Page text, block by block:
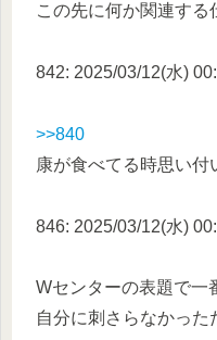
この先に何か関連する
842: 2025/03/12(水)
>>840
康が食べてる時思い付
846: 2025/03/12(水)
Wセンターの表題で一
自分に刺さらなかった